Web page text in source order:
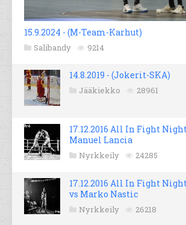
15.9.2024 - (M-Team-Karhut)
Salibandy 9214
14.8.2019 - (Jokerit-SKA)
Jääkiekko 28961
17.12.2016 All In Fight
Manuel Lancia
Nyrkkeily 24285
17.12.2016 All In Fight
vs Marko Nastic
Nyrkkeily 26218